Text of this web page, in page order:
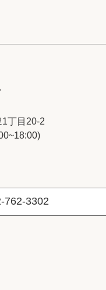
丁目20‐2
762-3302